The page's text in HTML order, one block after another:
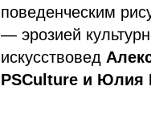
поведенческим
— эрозией
искусствовед
PSCulture и Юлия